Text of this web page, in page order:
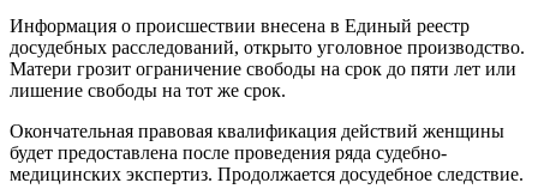
Информация о происшествии внесена в Единый реестр
досудебных расследований, открыто уголовное производство.
Матери грозит ограничение свободы на срок до пяти лет или
лишение свободы на тот же срок.
Окончательная правовая квалификация действий женщины
будет предоставлена ​​после проведения ряда судебно-
медицинских экспертиз. Продолжается досудебное следствие.